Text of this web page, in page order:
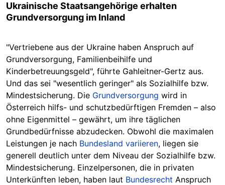
Ukrainische Staatsangehörige erhalten
Grundversorgung im Inland
"Vertriebene aus der Ukraine haben Anspruch auf
Grundversorgung, Familienbeihilfe und
Kinderbetreuungsgeld", führte Gahleitner-Gertz aus.
Und das sei "wesentlich geringer" als Sozialhilfe bzw.
Mindestsicherung. Die Grundversorgung wird in
Österreich hilfs- und schutzbedürftigen Fremden – also
ohne Eigenmittel – gewährt, um ihre täglichen
Grundbedürfnisse abzudecken. Obwohl die maximalen
Leistungen je nach Bundesland variieren, liegen sie
generell deutlich unter dem Niveau der Sozialhilfe bzw.
Mindestsicherung. Einzelpersonen, die in privaten
Unterkünften leben, haben laut Bundesrecht Anspruch